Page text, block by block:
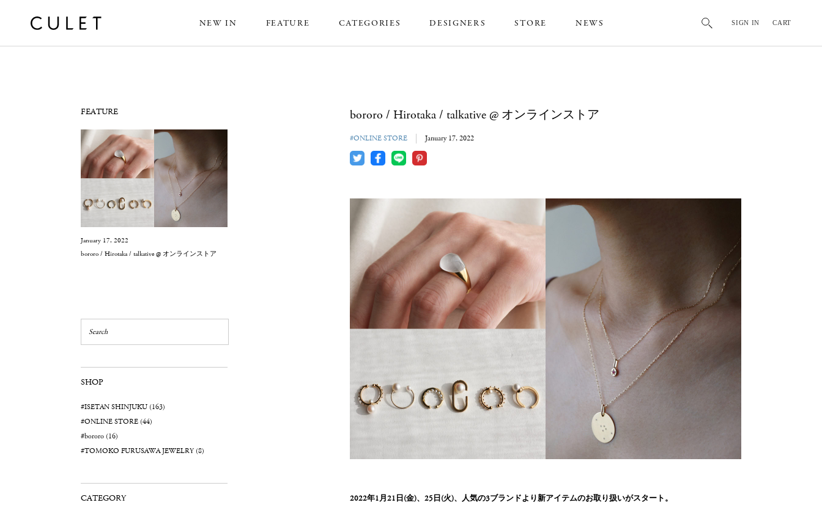
NEW IN FEATURE CATEGORIES DESIGNERS STORE NEWS SIGN IN CART
News
bororo / Hirotaka / talkative @ オンラインストア
#ONLINE STORE January 17, 2022
2022年1月21日(金)、25日(火)、人気の3ブランドより新アイテムのお取り扱いがスタート。
FEATURE
January 17, 2022
bororo / Hirotaka / talkative @ オンラインストア
SHOP
#ISETAN SHINJUKU (163)
#ONLINE STORE (44)
#bororo (16)
#TOMOKO FURUSAWA JEWELRY (8)
CATEGORY